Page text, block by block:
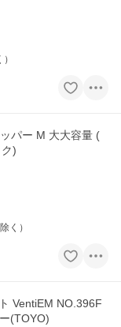
パー M 大大容量 (
)
く）
VentiEM NO.396F
(TOYO)